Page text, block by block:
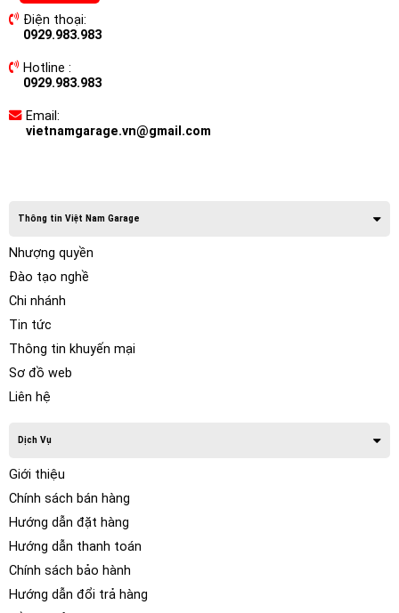
Điện thoại:
0929.983.983
Hotline :
0929.983.983
Email:
vietnamgarage.vn@gmail.com
Thông tin Việt Nam Garage
Nhượng quyền
Đào tạo nghề
Chi nhánh
Tin tức
Thông tin khuyến mại
Sơ đồ web
Liên hệ
Dịch Vụ
Giới thiệu
Chính sách bán hàng
Hướng dẫn đặt hàng
Hướng dẫn thanh toán
Chính sách bảo hành
Hướng dẫn đổi trả hàng